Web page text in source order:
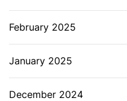
February 2025
January 2025
December 2024